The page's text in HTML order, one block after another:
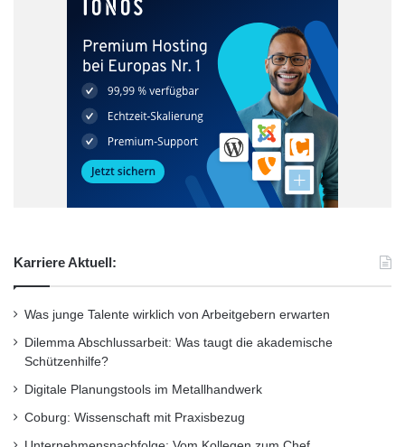
Karriere Aktuell:
Was junge Talente wirklich von Arbeitgebern erwarten
Dilemma Abschlussarbeit: Was taugt die akademische
Schützenhilfe?
Digitale Planungstools im Metallhandwerk
Coburg: Wissenschaft mit Praxisbezug